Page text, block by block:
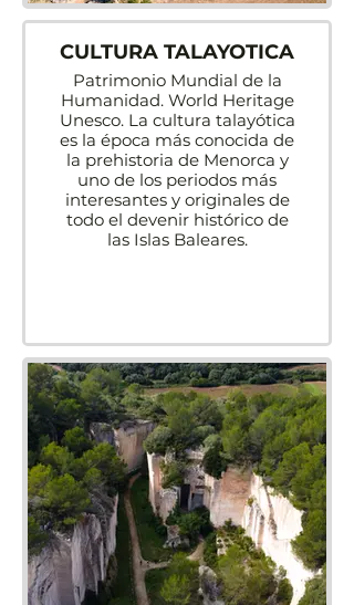
CULTURA TALAYOTICA
Patrimonio Mundial de la
Humanidad. World Heritage
Unesco. La cultura talayótica
es la época más conocida de
la prehistoria de Menorca y
uno de los periodos más
interesantes y originales de
todo el devenir histórico de
las Islas Baleares.